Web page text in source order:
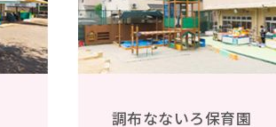
調布なないろ保育園